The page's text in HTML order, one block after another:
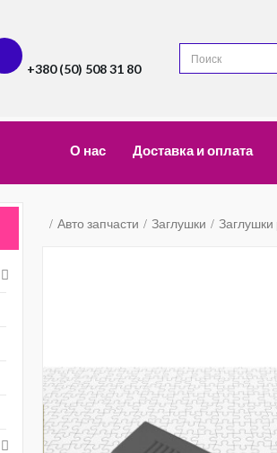
+380 (50) 508 31 80
О нас Доставка и оплата
Авто запчасти Заглушки Заглушки